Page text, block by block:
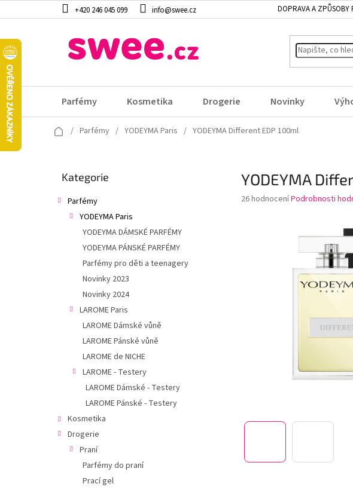
na
+420 246 045 099 info@swee.cz DOPRAVA A ZPŮSOBY
Parfémy Kosmetika Drogerie Novinky
Domů
/ Parfémy / YODEYMA Paris / YODEYMA Different EDP 100ml
Přeskočit
Kategorie
Parfémy
YODEYMA Paris
YODEYMA DÁMSKÉ PARFÉMY
YODEYMA PÁNSKÉ PARFÉMY
Parfémy pro děti a teenagery
Novinky 2023
Novinky 2024
LAROME Paris
LAROME Dámské vůně
LAROME Pánské vůně
LAROME de NICHE
LAROME - Testery
LAROME Dámské - Testery
LAROME Pánské - Testery
Kosmetika
Drogerie
Praní
Parfémy do praní
Prací gel
YODEYMA
Průměrné
26 hodnoceníPodrobnosti